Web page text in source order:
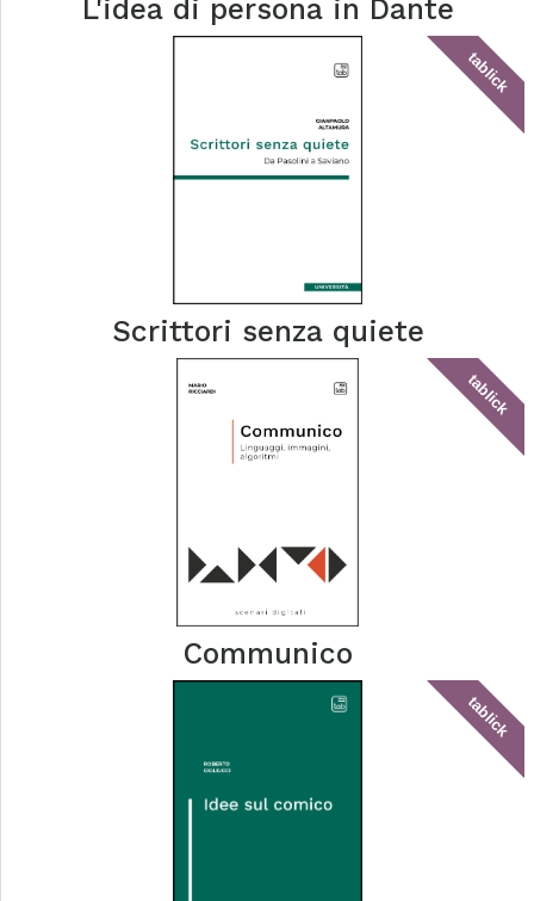
L'idea di persona in Dante
tablick
Scrittori senza quiete
tablick
Communico
tablick